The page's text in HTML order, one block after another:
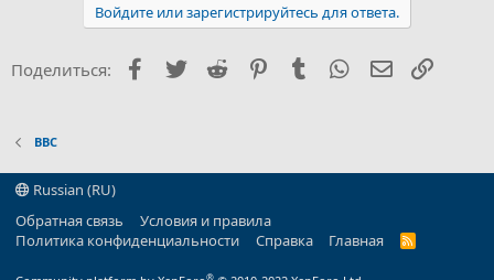
Войдите или зарегистрируйтесь для ответа.
Поделиться: Facebook
Twitter Reddit PinterestTumblr WhatsApp
ВВС
Russian (RU)
Обратная связь
Условия и правила
Политика конфиденциальности
Справка Главная
R
®